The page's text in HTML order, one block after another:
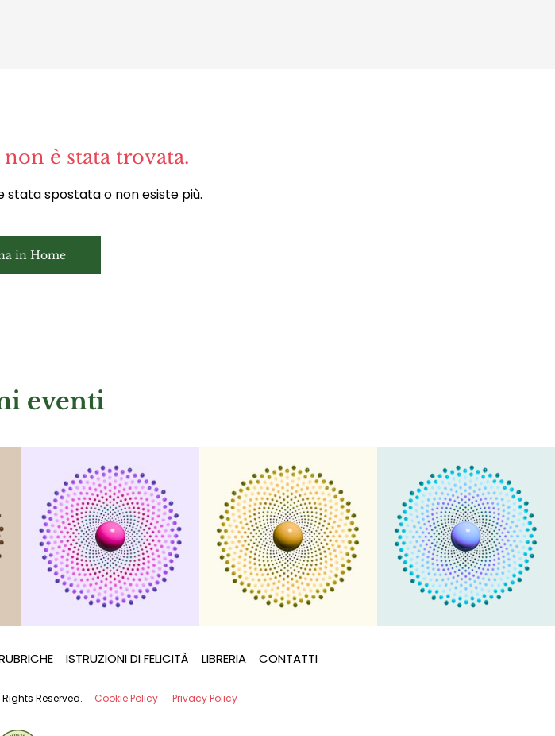
è stata trovata.
stata spostata o non esiste più.
in Home
eventi
ISTRUZIONI DI FELICITÀ LIBRERIA CONTATTI
Reserved. Cookie Policy Privacy Policy